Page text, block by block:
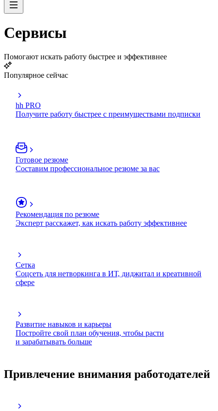
Сервисы
Помогают искать работу быстрее и эффективнее
Популярное сейчас
hh PRO
Получите работу быстрее с преимуществами подписки
Готовое резюме
Составим профессиональное резюме за вас
Рекомендация по резюме
Эксперт расскажет, как искать работу эффективнее
Сетка
Соцсеть для нетворкинга в ИТ, диджитал и креативной
сфере
Развитие навыков и карьеры
Постройте свой план обучения, чтобы расти
и зарабатывать больше
Привлечение внимания работодателей